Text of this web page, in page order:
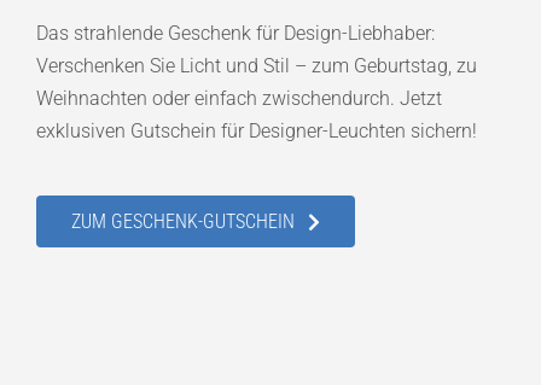
Das strahlende Geschenk für Design-Liebhaber:
Verschenken Sie Licht und Stil – zum Geburtstag, zu
Weihnachten oder einfach zwischendurch. Jetzt
exklusiven Gutschein für Designer-Leuchten sichern!
ZUM GESCHENK-GUTSCHEIN